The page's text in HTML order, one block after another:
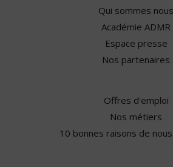
Qui sommes nous
Académie ADMR
Espace presse
Nos partenaires
Offres d'emploi
Nos métiers
10 bonnes raisons de